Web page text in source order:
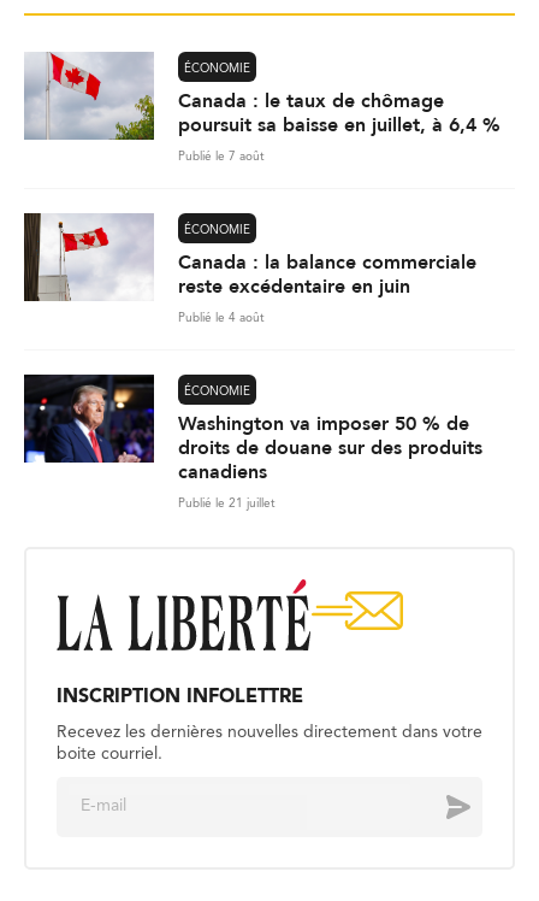
ÉCONOMIE
Canada : le taux de chômage
poursuit sa baisse en juillet, à 6,4 %
Publié le 7 août
ÉCONOMIE
Canada : la balance commerciale
reste excédentaire en juin
Publié le 4 août
ÉCONOMIE
Washington va imposer 50 % de
droits de douane sur des produits
canadiens
Publié le 21 juillet
INSCRIPTION INFOLETTRE
Recevez les dernières nouvelles directement dans votre
boite courriel.
Envoyer